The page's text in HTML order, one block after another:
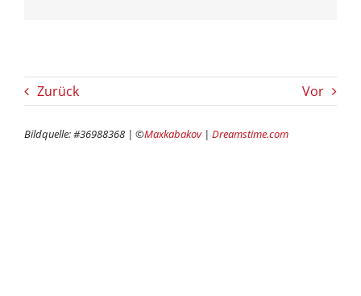
Zurück Vor
Bildquelle: #36988368 | ©Maxkabakov| Dreamstime.com